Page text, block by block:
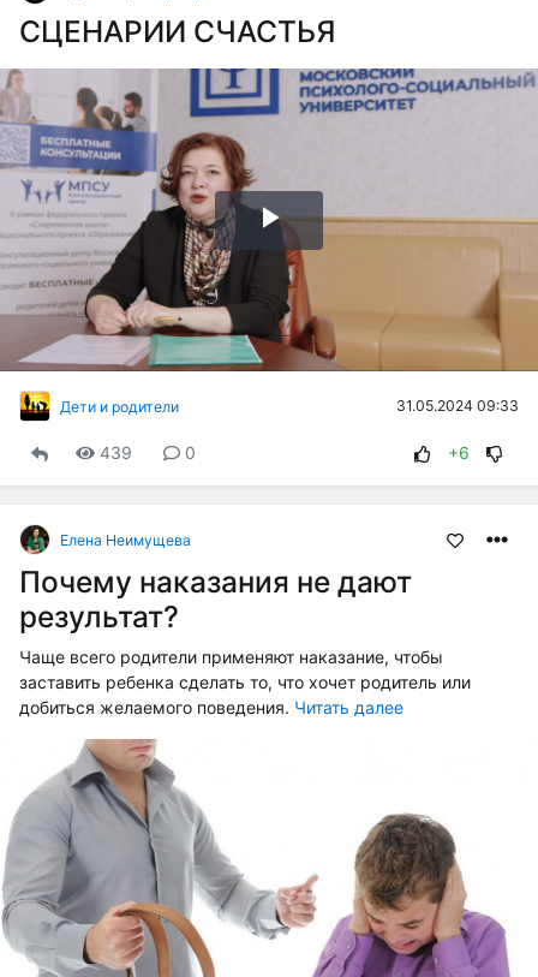
СЦЕНАРИИ СЧАСТЬЯ
Воспроизвести
видео
Дети и родители 31.05.2024 09:33
439 0 +6
Елена Неимущева
Почему наказания не дают
результат?
Чаще всего родители применяют наказание, чтобы
заставить ребенка сделать то, что хочет родитель или
добиться желаемого поведения. Читать далее